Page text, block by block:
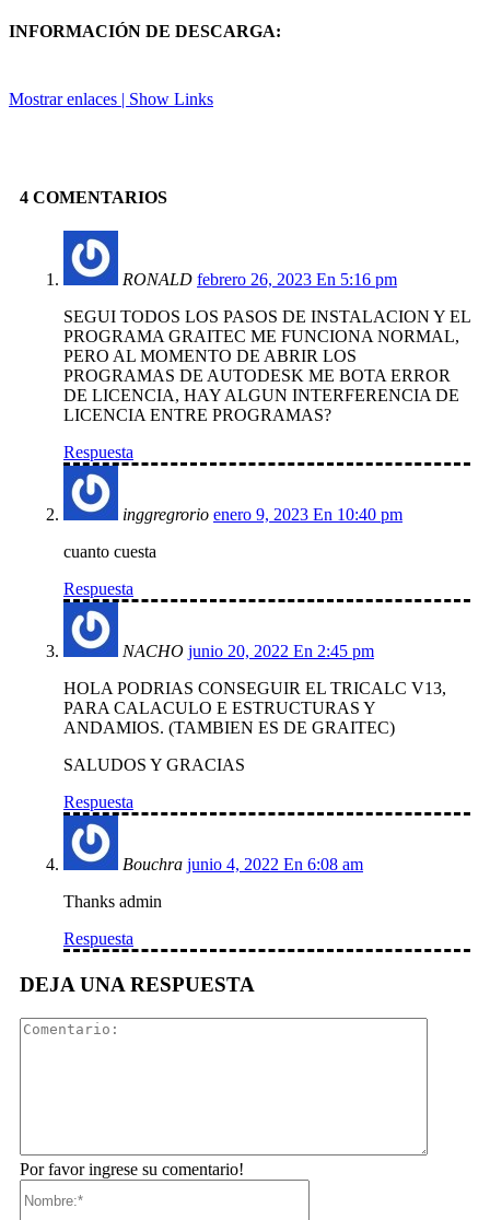
INFORMACIÓN DE DESCARGA:
Mostrar enlaces | Show Links
4 COMENTARIOS
RONALD febrero 26, 2023 En 5:16 pm
SEGUI TODOS LOS PASOS DE INSTALACION Y EL
PROGRAMA GRAITEC ME FUNCIONA NORMAL,
PERO AL MOMENTO DE ABRIR LOS
PROGRAMAS DE AUTODESK ME BOTA ERROR
DE LICENCIA, HAY ALGUN INTERFERENCIA DE
LICENCIA ENTRE PROGRAMAS?
Respuesta
inggregrorio enero 9, 2023 En 10:40 pm
cuanto cuesta
Respuesta
NACHO junio 20, 2022 En 2:45 pm
HOLA PODRIAS CONSEGUIR EL TRICALC V13,
PARA CALACULO E ESTRUCTURAS Y
ANDAMIOS. (TAMBIEN ES DE GRAITEC)
SALUDOS Y GRACIAS
Respuesta
Bouchra junio 4, 2022 En 6:08 am
Thanks admin
Respuesta
DEJA UNA RESPUESTA
Por favor ingrese su comentario!